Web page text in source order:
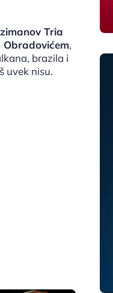
Tria
,
brazila i
uvek nisu.